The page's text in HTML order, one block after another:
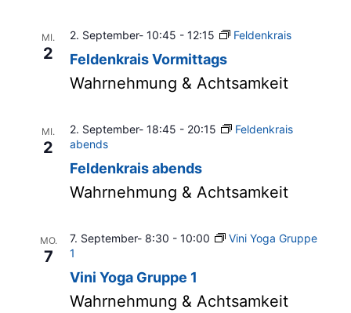
MI.
2 Feldenkrais Vormittags
2. September- 10:45 - 12:15 Feldenkrais
Wahrnehmung & Achtsamkeit
MI.
2
Feldenkrais abends
2. September- 18:45 - 20:15
Feldenkrais
abends
Wahrnehmung & Achtsamkeit
MO.
7
Vini Yoga Gruppe 1
7. September- 8:30 - 10:00
Vini Yoga Gruppe
1
Wahrnehmung & Achtsamkeit